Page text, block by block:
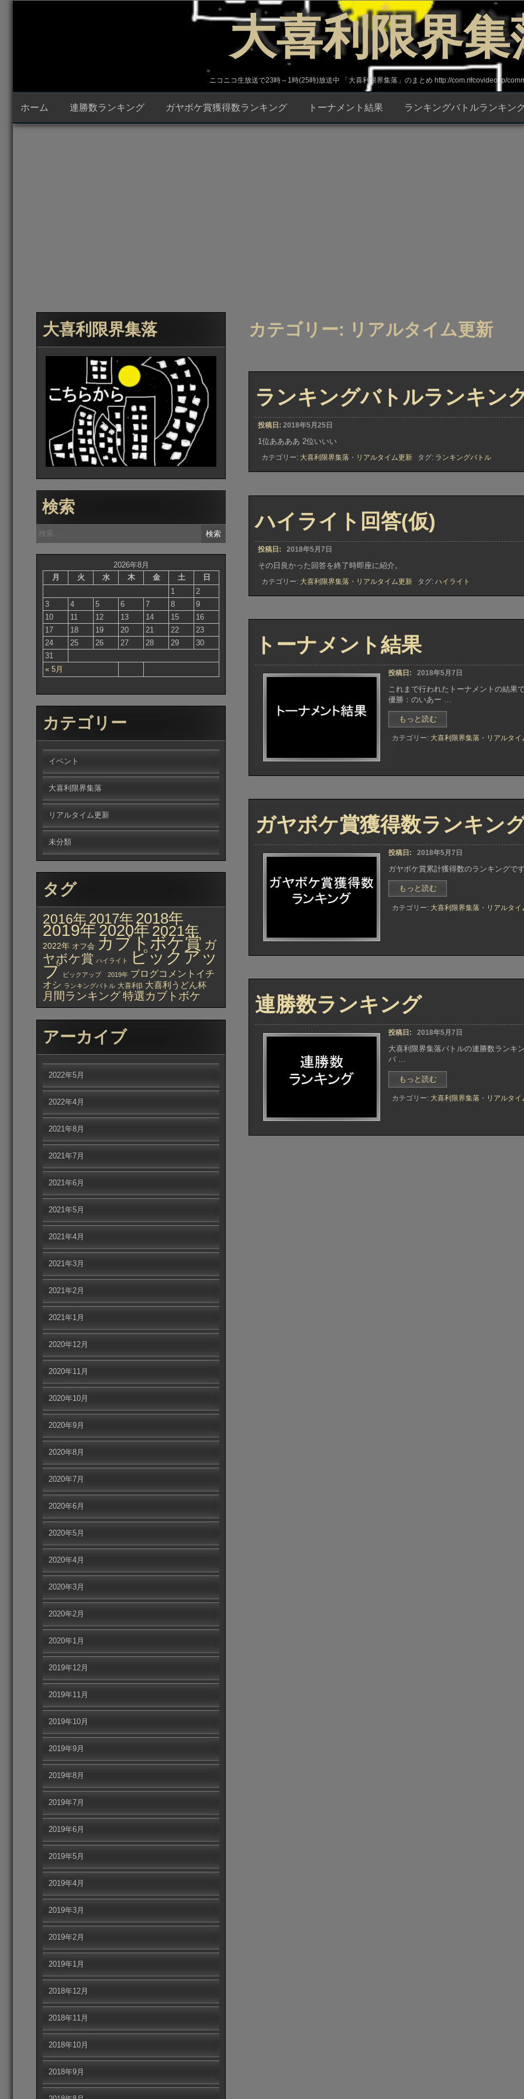
プ
大喜利限界集
ニコニコ生放送で23時～1時(25時)放送中 「大喜利限界集落」のまとめ http://com.nicovideo.jp/
ホーム 連勝数ランキング ガヤボケ賞獲得数ランキング トーナメント結果 ランキングバトルランキン
カテゴリー: リアルタイム更新
ランキングバトルランキン
投稿日: 2018年5月25日
1位ああああ 2位いいい
カテゴリー: 大喜利限界集落 ・ リアルタイム更新 タグ: ランキングバトル
ハイライト回答(仮)
投稿日: 2018年5月7日
その日良かった回答を終了時即座に紹介。
カテゴリー: 大喜利限界集落 ・ リアルタイム更新 タグ: ハイライト
トーナメント結果
投稿日: 2018年5月7日
これまで行われたトーナメントの
優勝：のいあー …
もっと読む“ト
ー
ナ
カテゴリー: 大喜利限界集落 ・ リアルタイ
ガヤボケ賞獲得数ランキン
投稿日: 2018年5月7日
ガヤボケ賞累計獲得数のランキングで
もっと読む“ガ
ヤ
ボ
カテゴリー: 大喜利限界集落 ・ リアルタイ
連勝数ランキング
投稿日: 2018年5月7日
大喜利限界集落バトルの連勝数ランキ
バ …
もっと読む“連
勝
数
カテゴリー: 大喜利限界集落 ・ リアルタイ
大喜利限界集落
検索
検
索:
2026年8月
月
火 水 木 金 土 日
« 5月
1
2
3
4 5 6 7 8
9
10
11 12 13 14 15
16
17
18 19 20 21 22
23
24
25 26 27 28 29
30
31
カテゴリー
イベント
大喜利限界集落
リアルタイム更新
未分類
タグ
2016年 2017年 2018年
2019年2020年 2021年
2022年 オフ会 カブトボケ賞 ガ
ヤボケ賞 ハイライト ピックアッ
プ ピックアップ 2019年 ブログコメントイチ
オシ ランキングバトル 大喜利β 大喜利うどん杯
月間ランキング特選カブトボケ
アーカイブ
2022年5月
2022年4月
2021年8月
2021年7月
2021年6月
2021年5月
2021年4月
2021年3月
2021年2月
2021年1月
2020年12月
2020年11月
2020年10月
2020年9月
2020年8月
2020年7月
2020年6月
2020年5月
2020年4月
2020年3月
2020年2月
2020年1月
2019年12月
2019年11月
2019年10月
2019年9月
2019年8月
2019年7月
2019年6月
2019年5月
2019年4月
2019年3月
2019年2月
2019年1月
2018年12月
2018年11月
2018年10月
2018年9月